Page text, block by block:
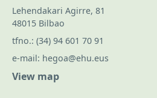
Lehendakari Agirre, 81
48015 Bilbao
tfno.: (34) 94 601 70 91
e-mail: hegoa@ehu.eus
View map